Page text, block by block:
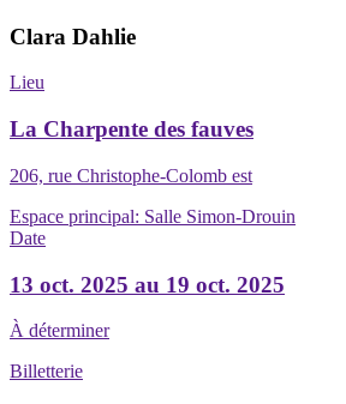
Clara Dahlie
Lieu
La Charpente des fauves
206, rue Christophe-Colomb est
Espace principal: Salle Simon-Drouin
Date
13 oct. 2025 au 19 oct. 2025
À déterminer
Billetterie